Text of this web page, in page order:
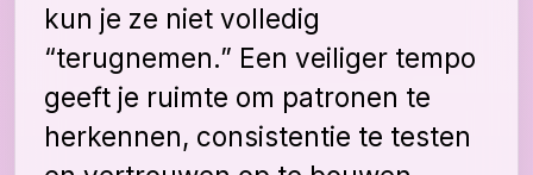
kun je ze niet volledig
“terugnemen.” Een veiliger tempo
geeft je ruimte om patronen te
herkennen, consistentie te testen